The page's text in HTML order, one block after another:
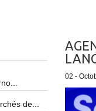
02 -
de...